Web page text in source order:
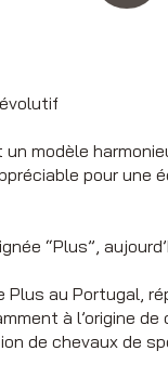
modèle
pour une
“Plus”,
Plus au Portugal,
à l’origine de
de chevaux de